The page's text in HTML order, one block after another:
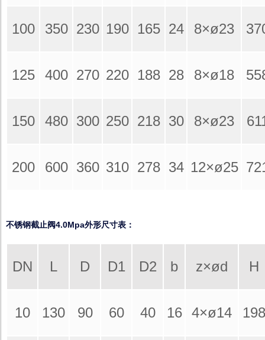
100 350 230 190 165 24 8×ø23
125 400 270 220 188 28 8×ø18
150 480 300 250 218 30 8×ø23
200 600 360 310 278 34 12×ø25
不锈钢截止阀4.0Mpa外形尺寸表：
DN L D D1 D2 b z×ød H
10 130 90 60 40 16 4×ø14 198